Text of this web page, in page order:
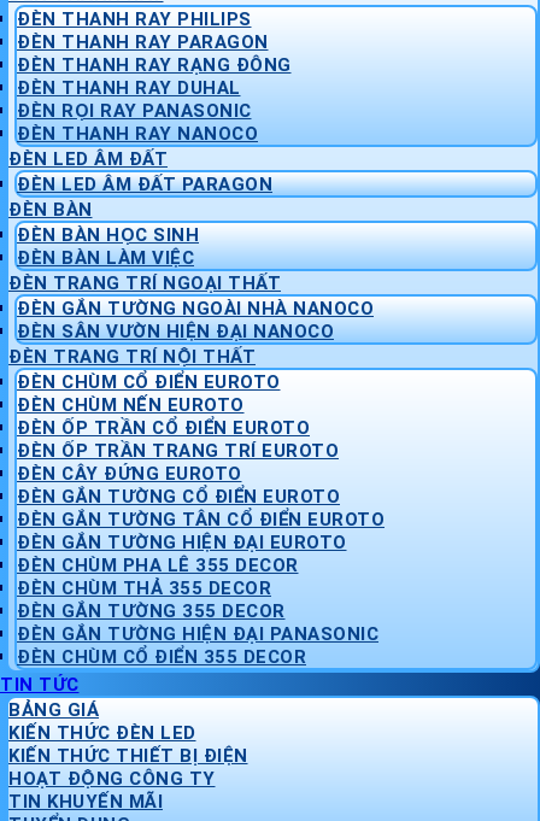
ĐÈN THANH RAY PHILIPS
ĐÈN THANH RAY PARAGON
ĐÈN THANH RAY RẠNG ĐÔNG
ĐÈN THANH RAY DUHAL
ĐÈN RỌI RAY PANASONIC
ĐÈN THANH RAY NANOCO
ĐÈN LED ÂM ĐẤT
ĐÈN LED ÂM ĐẤT PARAGON
ĐÈN BÀN
ĐÈN BÀN HỌC SINH
ĐÈN BÀN LÀM VIỆC
ĐÈN TRANG TRÍ NGOẠI THẤT
ĐÈN GẮN TƯỜNG NGOÀI NHÀ NANOCO
ĐÈN SÂN VƯỜN HIỆN ĐẠI NANOCO
ĐÈN TRANG TRÍ NỘI THẤT
ĐÈN CHÙM CỔ ĐIỂN EUROTO
ĐÈN CHÙM NẾN EUROTO
ĐÈN ỐP TRẦN CỔ ĐIỂN EUROTO
ĐÈN ỐP TRẦN TRANG TRÍ EUROTO
ĐÈN CÂY ĐỨNG EUROTO
ĐÈN GẮN TƯỜNG CỔ ĐIỂN EUROTO
ĐÈN GẮN TƯỜNG TÂN CỔ ĐIỂN EUROTO
ĐÈN GẮN TƯỜNG HIỆN ĐẠI EUROTO
ĐÈN CHÙM PHA LÊ 355 DECOR
ĐÈN CHÙM THẢ 355 DECOR
ĐÈN GẮN TƯỜNG 355 DECOR
ĐÈN GẮN TƯỜNG HIỆN ĐẠI PANASONIC
ĐÈN CHÙM CỔ ĐIỂN 355 DECOR
TIN TỨC
BẢNG GIÁ
KIẾN THỨC ĐÈN LED
KIẾN THỨC THIẾT BỊ ĐIỆN
HOẠT ĐỘNG CÔNG TY
TIN KHUYẾN MÃI